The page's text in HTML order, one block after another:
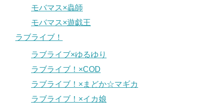
モバマス×蟲師
モバマス×遊戯王
ラブライブ！
ラブライブ×ゆるゆり
ラブライブ！×COD
ラブライブ！×まどか☆マギカ
ラブライブ！×イカ娘